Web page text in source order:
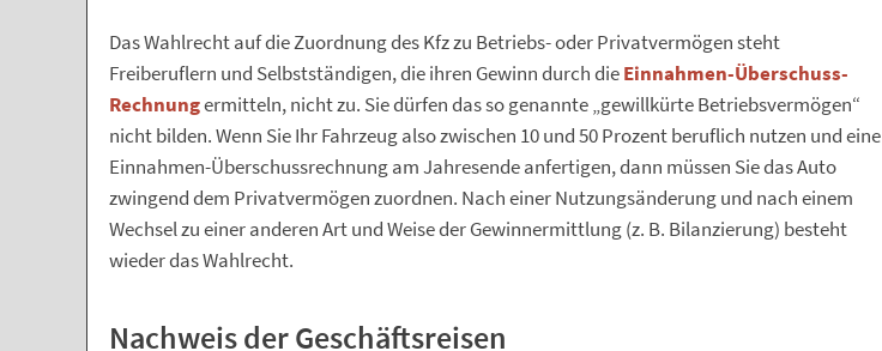
Das Wahlrecht auf die Zuordnung des Kfz zu Betriebs- oder Privatvermögen steht
Freiberuflern und Selbstständigen, die ihren Gewinn durch dieEinnahmen-Überschuss-
Rechnungermitteln, nicht zu. Sie dürfen das so genannte „gewillkürte Betriebsvermögen“
nicht bilden. Wenn Sie Ihr Fahrzeug also zwischen 10 und 50 Prozent beruflich nutzen und eine
Einnahmen-Überschussrechnung am Jahresende anfertigen, dann müssen Sie das Auto
zwingend dem Privatvermögen zuordnen. Nach einer Nutzungsänderung und nach einem
Wechsel zu einer anderen Art und Weise der Gewinnermittlung (z. B. Bilanzierung) besteht
wieder das Wahlrecht.
Nachweis der Geschäftsreisen